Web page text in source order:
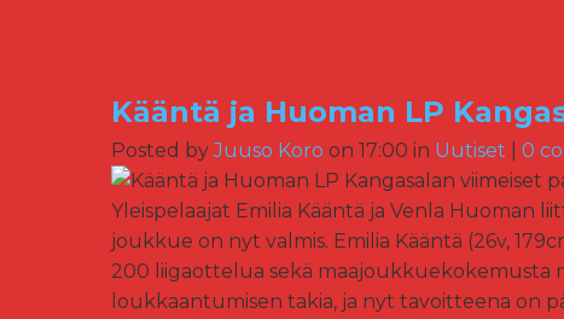
Kääntä ja Huoman LP
Posted byJuuso Koro on 17:00 in Uutiset 0
Yleispelaajat Emilia Kääntä ja Venla Huoman
joukkue on nyt valmis. Emilia Kääntä (26v,
200 liigaottelua sekä maajoukkuekokemusta
loukkaantumisen takia, ja nyt tavoitteena on